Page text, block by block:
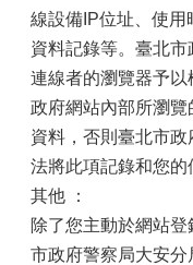
線設備IP位址、使用
資料記錄等。臺北
連線者的瀏覽器予
政府網站內部所瀏覽
資料，否則臺北市
法將此項記錄和您的
其他 ：
除了您主動於網站
市政府警察局大安